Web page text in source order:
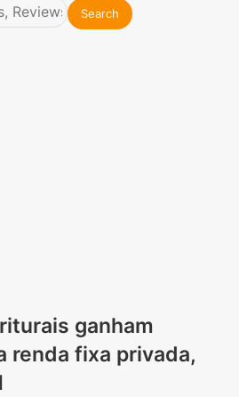
ganham
renda fixa privada,